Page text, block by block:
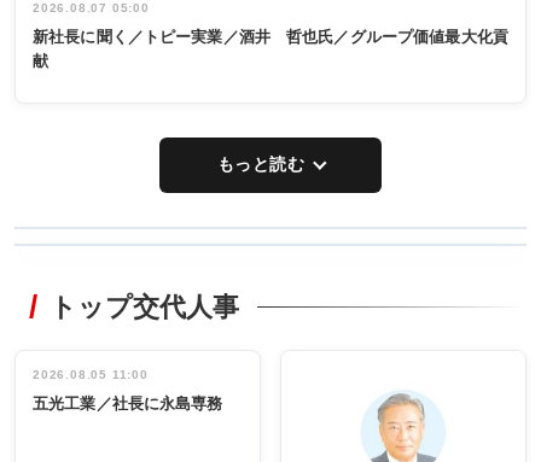
2026.08.07 05:00
新社長に聞く／トピー実業／酒井 哲也氏／グループ価値最大化貢
献
もっと読む
非鉄業界で
インタビュ
ー／社内ア
タックトレー
祝う 業界関
係者ら220人
出席
トップ交代人事
2026.08.05 11:00
五光工業／社長に永島専務